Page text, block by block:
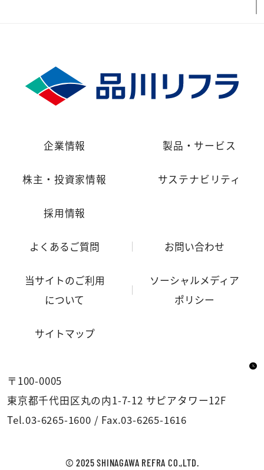
企業情報 製品・サービス
株主・投資家情報 サステナビリティ
採用情報
よくあるご質問 お問い合わせ
当サイトのご利用
について
ソーシャルメディア
ポリシー
サイトマップ
〒100-0005
東京都千代田区丸の内1-7-12 サピアタワー12F
Tel.03-6265-1600 / Fax.03-6265-1616
© 2025 SHINAGAWA REFRA CO.,LTD.